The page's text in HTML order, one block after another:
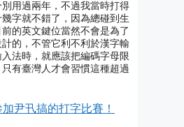
用過兩年，不過我當時打得
字就不錯了，因為總碰到生
的英文鍵位當然不會是為了
的，不管它利不利於漢字輸
法時，就應該把編碼字母限
有臺灣人才會習慣這種超過
尹卂搞的打字比賽！